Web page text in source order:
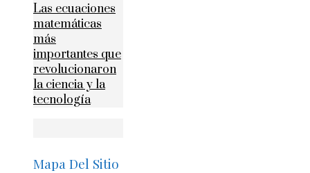
Las ecuaciones
matemáticas
más
importantes que
revolucionaron
la ciencia y la
tecnología
Mapa Del Sitio